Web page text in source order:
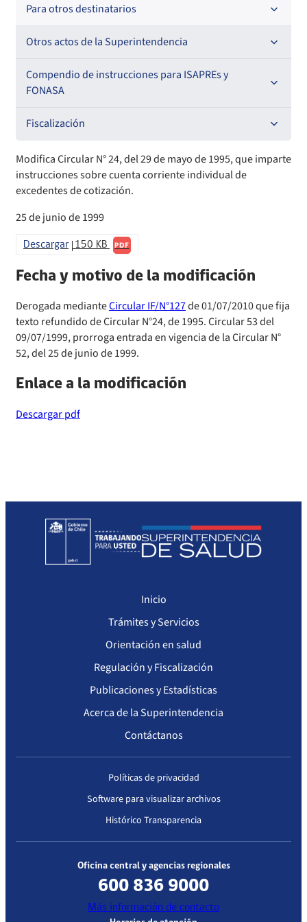
Oficios Circulares
Resoluciones
Oficios Circulares
Circulares
Circulares internas
Resoluciones
Para otros destinatarios
Circulares
Otros actos de la Superintendencia
Antecedentes preparatorios de normas que afecten a
EMT Ley N° 20.416
Comisión Evaluadora de Licitaciones Públicas
Convenios de colaboración
Declaración de patrimonio e intereses de autoridades
Decreta reserva o secreto según Ley N° 20.285
Estructura Orgánica
Informes de Fiscalización
Llamados a concurso de personal
Otras Resoluciones
Sanciones aplicadas
Actas Consejo Consultivo Ley Corta de Isapres
Compendio de instrucciones para ISAPREs y
FONASA
Compendio Beneficios
Compendio de Archivos Maestros
Compendio Información
Compendio Instrumentos Contractuales
Compendio Procedimientos
Fiscalización
Informes de fiscalización
Sanciones aplicadas
Sanciones a Entidades Acreditadoras
Sanciones Agentes de Ventas
Sanciones a Isapres
Sanciones a Prestadores
Modifica Circular N° 24, del 29 de mayo de 1995, que imparte
instrucciones sobre cuenta corriente individual de
excedentes de cotización.
25 de junio de 1999
Descargar 150 KB PDF
Fecha y motivo de la modificación
Derogada medianteCircular IF/N°127de 01/07/2010 que fija
texto refundido de Circular N°24, de 1995. Circular 53 del
09/07/1999, prorroga entrada en vigencia de la Circular N°
52, del 25 de junio de 1999.
Enlace a la modificación
Descargar pdf
Inicio
Trámites y Servicios
Orientación en salud
Regulación y Fiscalización
Publicaciones y Estadísticas
Acerca de la Superintendencia
Contáctanos
Políticas de privacidad
Software para visualizar archivos
Histórico Transparencia
Oficina central y agencias regionales
600 836 9000
Más información de contacto